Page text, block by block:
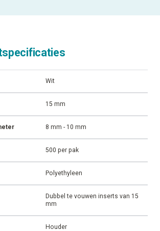
Wit
15 mm
8 mm - 10 mm
500 per pak
Polyethyleen
Dubbel te vouwen inserts van 15
mm
Houder